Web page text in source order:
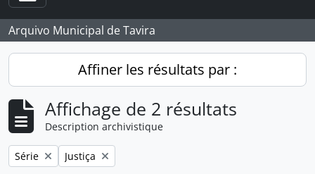
Toggle navigation
Arquivo Municipal de Tavira
Affiner les résultats par :
Affichage de 2 résultats
Description archivistique
Remove filter:
Série Remove filter:
Justiça